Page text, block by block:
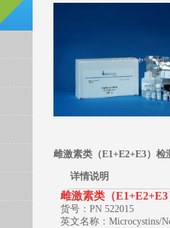
雌激素类（E1+E2+E3）检
详情说明
雌激素类（
货号：PN 522015
英文名称：Microcystins/